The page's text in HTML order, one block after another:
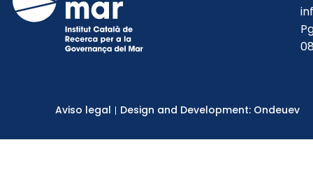
Aviso legal Design and Development: Ondeuev